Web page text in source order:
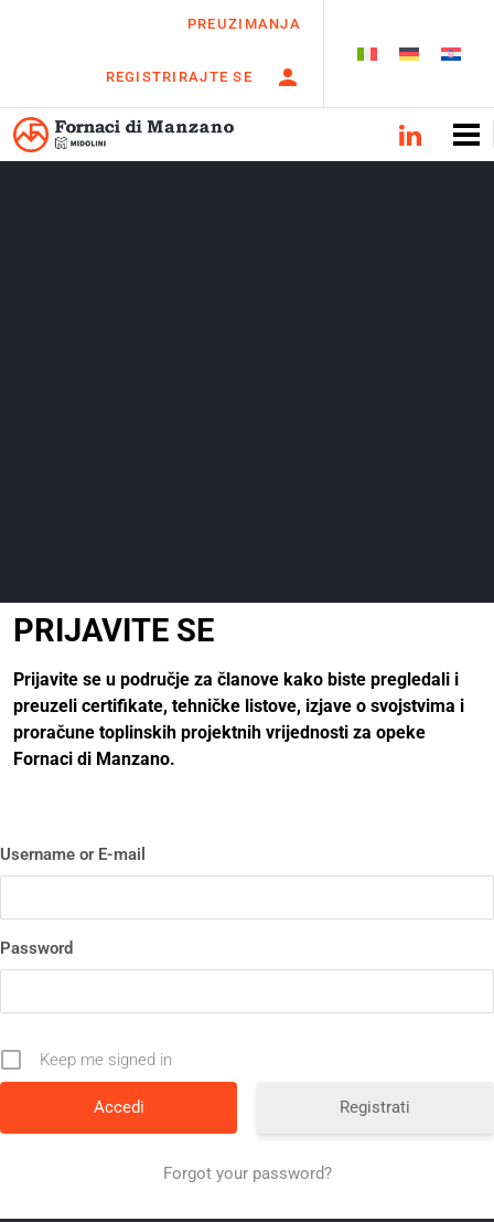
PREUZIMANJA
REGISTRIRAJTE SE
PRIJAVITE SE
Prijavite se u područje za članove kako biste pregledali i
preuzeli certifikate, tehničke listove, izjave o svojstvima i
proračune toplinskih projektnih vrijednosti za opeke
Fornaci di Manzano.
Username or E-mail
Password
Keep me signed in
Registrati
Forgot your password?